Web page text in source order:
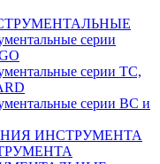
серии
серии ТС,
серии ВС и
ИНСТРУМЕНТА